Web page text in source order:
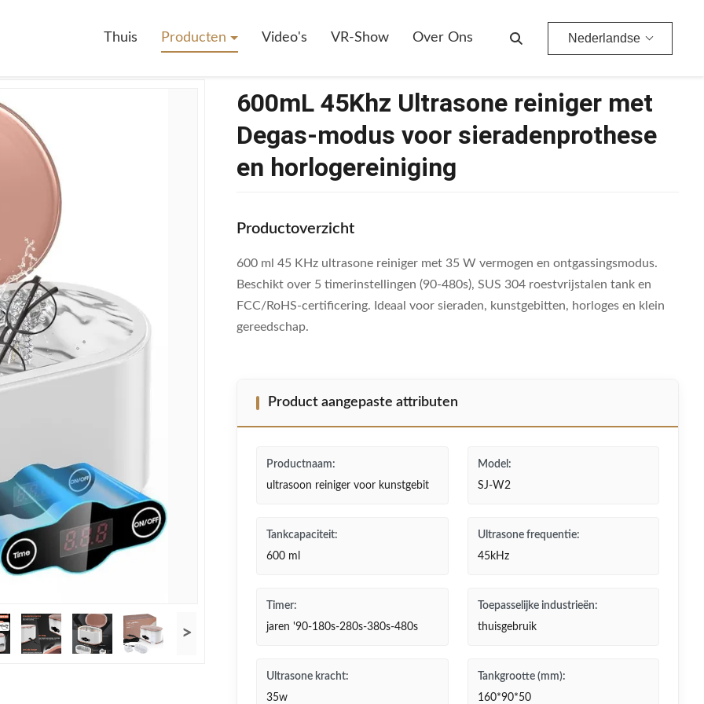
Thuis Producten Video's VR-Show Over Ons Nederlandse
>
600mL 45Khz Ultrasone reiniger met
Degas-modus voor sieradenprothese
en horlogereiniging
Productoverzicht
600 ml 45 KHz ultrasone reiniger met 35 W vermogen en ontgassingsmodus.
Beschikt over 5 timerinstellingen (90-480s), SUS 304 roestvrijstalen tank en
FCC/RoHS-certificering. Ideaal voor sieraden, kunstgebitten, horloges en klein
gereedschap.
Product aangepaste attributen
Productnaam:
ultrasoon reiniger voor kunstgebit
Model:
SJ-W2
Tankcapaciteit:
600 ml
Ultrasone frequentie:
45kHz
Timer:
jaren '90-180s-280s-380s-480s
Toepasselijke industrieën:
thuisgebruik
Ultrasone kracht:
35w
Tankgrootte (mm):
160*90*50